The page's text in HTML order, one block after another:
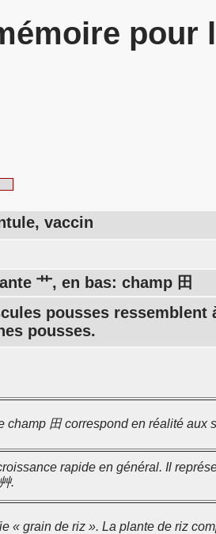
pour
vaccin
艹, en bas: champ 田
pousses
pousses.
champ 田 correspond en réalité aux
rapide en général. Il
.
« grain de riz ». La plante de riz